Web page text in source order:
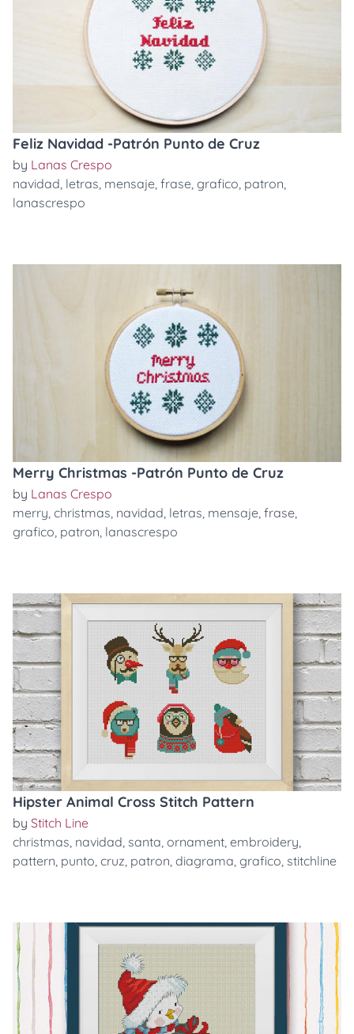
Feliz Navidad -Patrón Punto de Cruz
by Lanas Crespo
navidad, letras, mensaje, frase, grafico, patron,
lanascrespo
Merry Christmas -Patrón Punto de Cruz
by Lanas Crespo
merry, christmas, navidad, letras, mensaje, frase,
grafico, patron, lanascrespo
Hipster Animal Cross Stitch Pattern
by Stitch Line
christmas, navidad, santa, ornament, embroidery,
pattern, punto, cruz, patron, diagrama, grafico, stitchline